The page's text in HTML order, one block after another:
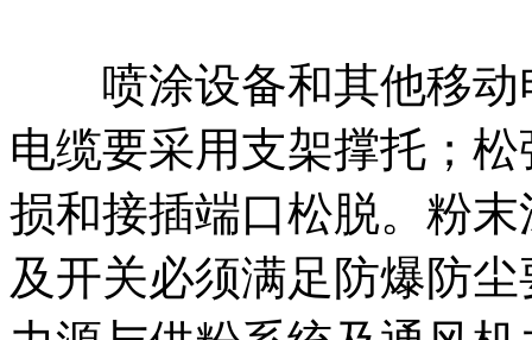
喷涂设备和其他移动
电缆要采用支架撑托；
损和接插端口松脱。粉
及开关必须满足防爆防